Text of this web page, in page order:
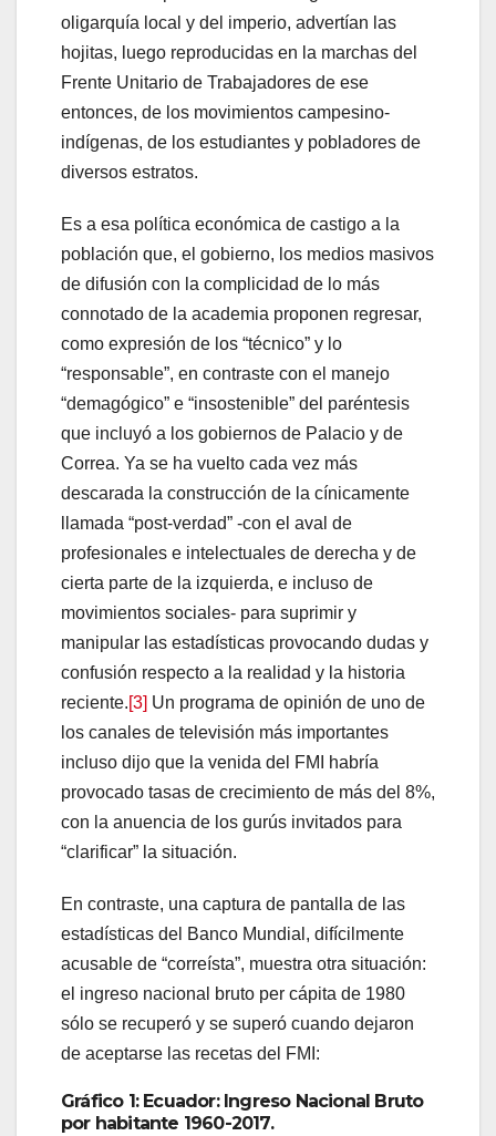
oligarquía local y del imperio, advertían las
hojitas, luego reproducidas en la marchas del
Frente Unitario de Trabajadores de ese
entonces, de los movimientos campesino-
indígenas, de los estudiantes y pobladores de
diversos estratos.
Es a esa política económica de castigo a la
población que, el gobierno, los medios masivos
de difusión con la complicidad de lo más
connotado de la academia proponen regresar,
como expresión de los “técnico” y lo
“responsable”, en contraste con el manejo
“demagógico” e “insostenible” del paréntesis
que incluyó a los gobiernos de Palacio y de
Correa. Ya se ha vuelto cada vez más
descarada la construcción de la cínicamente
llamada “post-verdad” -con el aval de
profesionales e intelectuales de derecha y de
cierta parte de la izquierda, e incluso de
movimientos sociales- para suprimir y
manipular las estadísticas provocando dudas y
confusión respecto a la realidad y la historia
reciente.[3] Un programa de opinión de uno de
los canales de televisión más importantes
incluso dijo que la venida del FMI habría
provocado tasas de crecimiento de más del 8%,
con la anuencia de los gurús invitados para
“clarificar” la situación.
En contraste, una captura de pantalla de las
estadísticas del Banco Mundial, difícilmente
acusable de “correísta”, muestra otra situación:
el ingreso nacional bruto per cápita de 1980
sólo se recuperó y se superó cuando dejaron
de aceptarse las recetas del FMI:
Gráfico 1: Ecuador: Ingreso Nacional Bruto
por habitante 1960-2017.